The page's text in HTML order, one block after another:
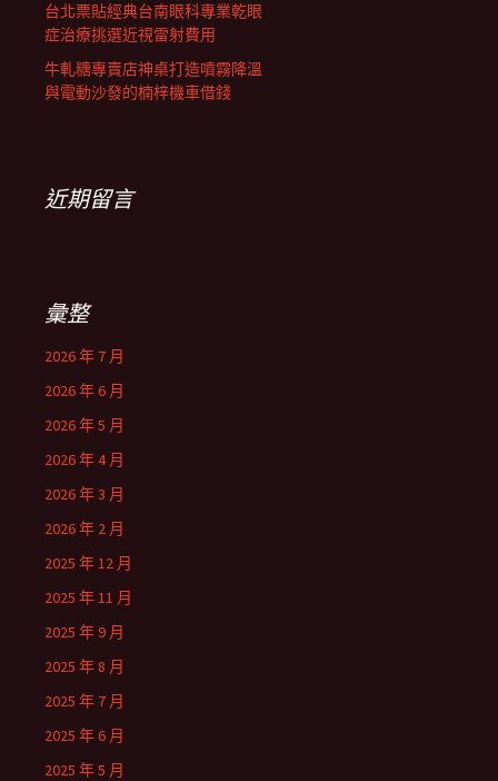
台北票貼經典台南眼科專業乾眼
症治療挑選近視雷射費用
牛軋糖專賣店神桌打造噴霧降溫
與電動沙發的楠梓機車借錢
近期留言
彙整
2026 年 7 月
2026 年 6 月
2026 年 5 月
2026 年 4 月
2026 年 3 月
2026 年 2 月
2025 年 12 月
2025 年 11 月
2025 年 9 月
2025 年 8 月
2025 年 7 月
2025 年 6 月
2025 年 5 月